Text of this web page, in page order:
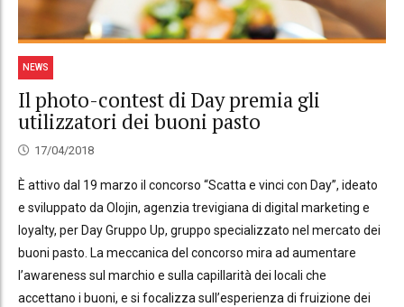
NEWS
Il photo-contest di Day premia gli
utilizzatori dei buoni pasto
17/04/2018
È attivo dal 19 marzo il concorso “Scatta e vinci con Day”, ideato
e sviluppato da Olojin, agenzia trevigiana di digital marketing e
loyalty, per Day Gruppo Up, gruppo specializzato nel mercato dei
buoni pasto. La meccanica del concorso mira ad aumentare
l’awareness sul marchio e sulla capillarità dei locali che
accettano i buoni, e si focalizza sull’esperienza di fruizione dei